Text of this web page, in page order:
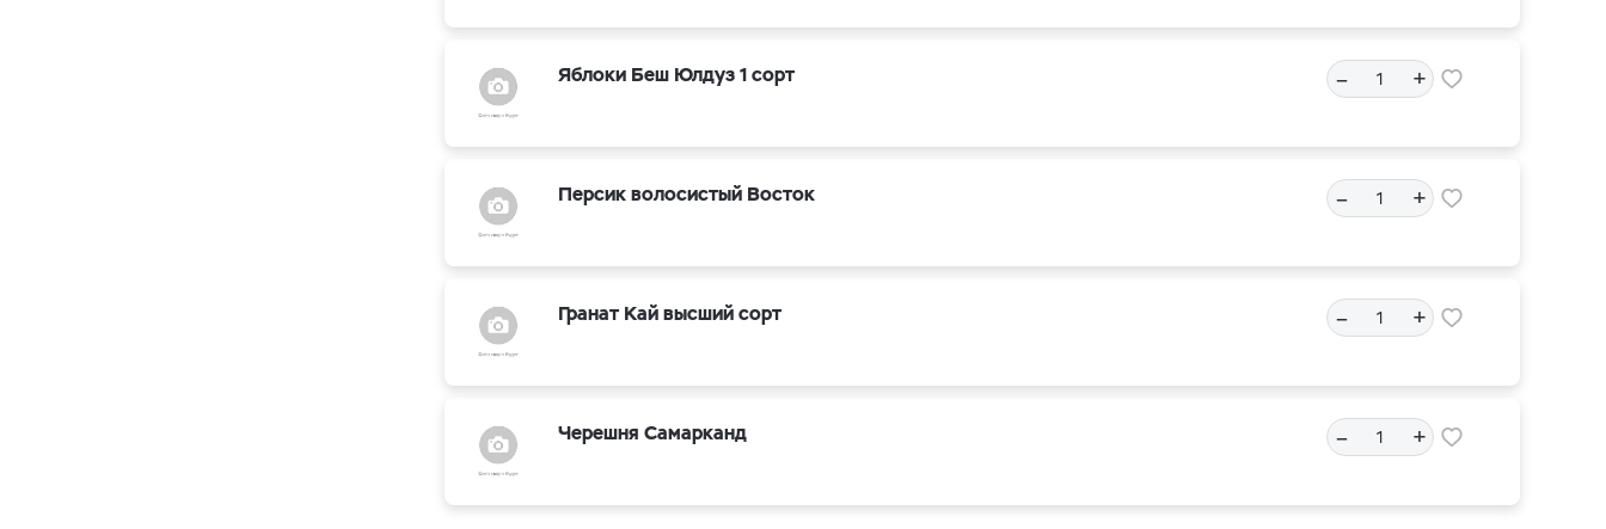
Яблоки Беш Юлдуз 1 сорт – +
Персик волосистый Восток – +
Гранат Кай высший сорт – +
Черешня Самарканд – +